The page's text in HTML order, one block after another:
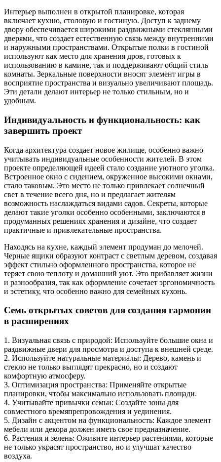
Интерьер выполнен в открытой планировке, которая
включает кухню, столовую и гостиную. Доступ к заднему
двору обеспечивается широкими раздвижными стеклянными
дверями, что создает естественную связь между внутренними
и наружными пространствами. Открытые полки в гостиной
используют как место для хранения дров, готовых к
использованию в камине, так и поддерживают общий стиль
комнаты. Зеркальные поверхности вносят элемент игры в
восприятие пространства и визуально увеличивают площадь.
Эти детали делают интерьер не только стильным, но и
удобным.
Индивидуальность и функциональность: как
завершить проект
Когда архитектура создает новое жилище, особенно важно
учитывать индивидуальные особенности жителей. В этом
проекте определяющей идеей стало создание уютного уголка.
Встроенное окно с сидением, окруженное высокими окнами,
стало таковым. Это место не только привлекает солнечный
свет в течение всего дня, но и предлагает жителям
возможность наслаждаться видами садов. Секреты, которые
делают такие уголки особенно особенными, заключаются в
продуманных решениях хранения и дизайне, что создает
практичные и привлекательные пространства.
Находясь на кухне, каждый элемент продуман до мелочей.
Черные ящики образуют контраст с светлым деревом, создавая
эффект стильно оформленного пространства, которое не
теряет свою теплоту и домашний уют. Это прибавляет жизни
и разнообразия, так как оформление сочетает эргономичность
и эстетику, что особенно важно для семейных кухонь.
Семь открытых советов для создания гармонии
в расширениях
1. Визуальная связь с природой: Используйте большие окна и
раздвижные двери для просмотра и доступа к внешней среде.
2. Используйте натуральные материалы: Дерево, камень и
стекло не только выглядят прекрасно, но и создают
комфортную атмосферу.
3. Оптимизация пространства: Применяйте открытые
планировки, чтобы максимально использовать площади.
4. Учитывайте привычки семьи: Создайте зоны для
совместного времяпрепровождения и уединения.
5. Дизайн с акцентом на функциональность: Каждое элемент
мебели или декора должен иметь свое предназначение.
6. Растения и зелень: Оживите интерьер растениями, которые
не только украсят пространство, но и улучшат качество
воздуха.